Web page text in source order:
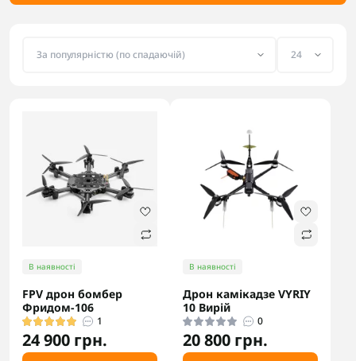
В наявності
FPV дрон бомбер
Фридом-106
1
24 900 грн.
В наявності
Дрон камікадзе VYRIY
10 Вирій
0
20 800 грн.